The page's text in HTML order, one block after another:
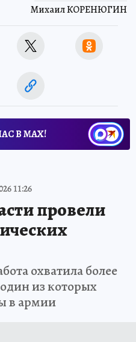
Михаил КОРЕНЮГИН
В МАХ!
11:26
провели
охватила более
из которых
в армии